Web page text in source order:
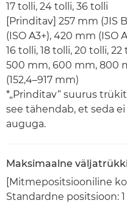
17 tolli, 24 tolli, 36 tolli
[Prinditav] 257 mm (JIS
(ISO A3+), 420 mm (ISO
16 tolli, 18 tolli, 20 tolli,
500 mm, 600 mm, 800
(152,4–917 mm)
*„Prinditav“ suurus
see tähendab, et seda
auguga.
Maksimaalne
[Mitmepositsiooniline
Standardne positsioon: